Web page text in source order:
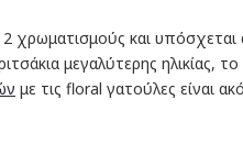
2 χρωματισμούς και
μεγαλύτερης ηλικίας,
με τις floral γατούλες είναι